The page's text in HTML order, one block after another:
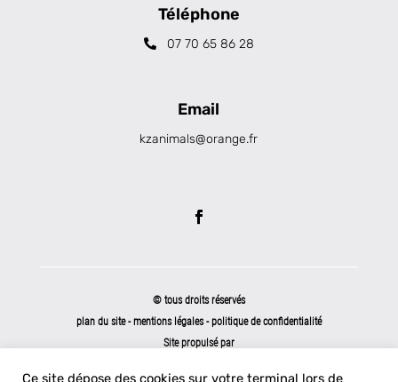
Téléphone
07 70 65 86 28
Email
kzanimals@orange.fr
© tous droits réservés
plan du site-mentions légales -politique de confidentialité
Site propulsé par
Ce site dépose des cookies sur votre terminal lors de